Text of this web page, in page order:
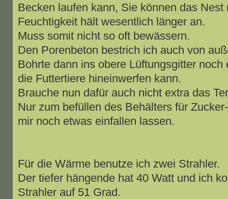
Becken laufen kann, Sie können das
Feuchtigkeit hält wesentlich länger an.
Muss somit nicht so oft bewässern.
Den Porenbeton bestrich ich auch von
Bohrte dann ins obere Lüftungsgitter
die Futtertiere hineinwerfen kann.
Brauche nun dafür auch nicht extra das
Nur zum befüllen des Behälters für
mir noch etwas einfallen lassen.
Für die Wärme benutze ich zwei Strahler.
Der tiefer hängende hat 40 Watt und ich
Strahler auf 51 Grad.